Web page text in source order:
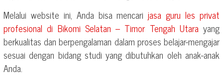
Melalui website ini, Anda bisa mencarijasa guru les privat
profesional di Bikomi Selatan – Timor Tengah Utarayang
berkualitas dan berpengalaman dalam proses belajar-mengajar
sesuai dengan bidang studi yang dibutuhkan oleh anak-anak
Anda.